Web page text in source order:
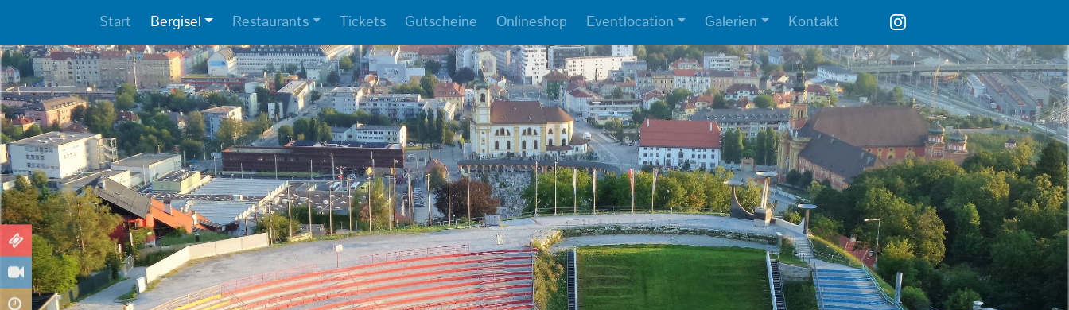
Start Bergisel Restaurants Tickets Gutscheine Onlineshop Eventlocation Galerien Kontakt